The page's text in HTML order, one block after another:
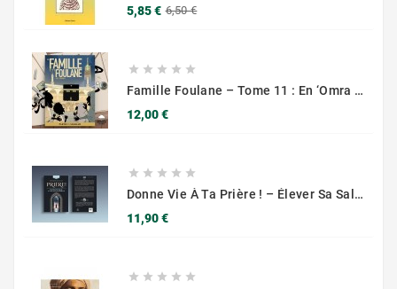
5,85 € 6,50 €
    
Famille Foulane – Tome 11 : En ‘Omra – Partie 2 (Makkah)
12,00 €Prix
    
Donne Vie À Ta Prière ! – Élever Sa Salât Au Niveau Supérieur – Muslim City
11,90 €Prix
    